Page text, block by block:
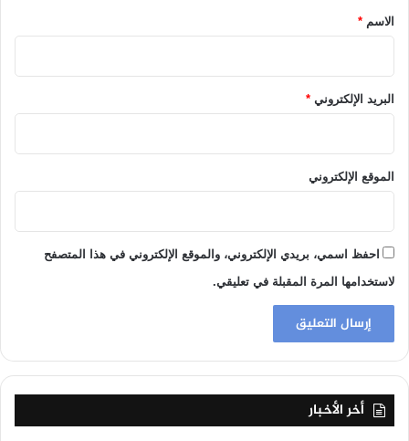
*الاسم *
البريد الإلكتروني *
الموقع الإلكتروني
احفظ اسمي، بريدي الإلكتروني، والموقع الإلكتروني في هذا المتصفح
لاستخدامها المرة المقبلة في تعليقي.
أخر الأخبار